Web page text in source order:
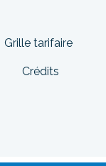
Grille tarifaire
Crédits